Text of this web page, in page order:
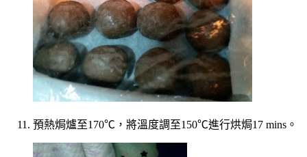
預熱焗爐至170℃，將溫度調至150℃進行烘焗17 mins。